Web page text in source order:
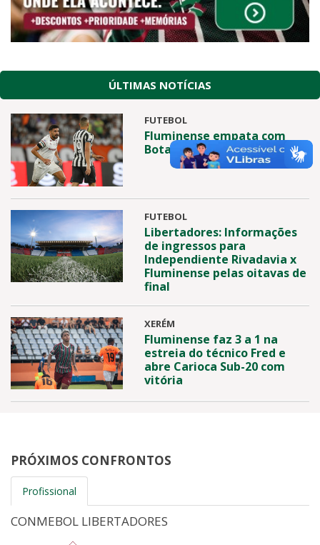
ÚLTIMAS NOTÍCIAS
FUTEBOL
Fluminense empata com
Botafogo no Nilton Santos
FUTEBOL
Libertadores: Informações
de ingressos para
Independiente Rivadavia x
Fluminense pelas oitavas de
final
XERÉM
Fluminense faz 3 a 1 na
estreia do técnico Fred e
abre Carioca Sub-20 com
vitória
PRÓXIMOS CONFRONTOS
Profissional
CONMEBOL LIBERTADORES